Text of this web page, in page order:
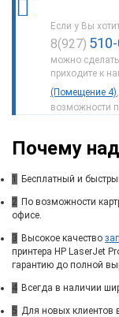
Если у Вы
8(927)
можно
приходите к
(Помещение 4)
возможности
Почему
1 Бесплатный и
2 По возможности
офисе.
3 Высокое качество
принтера HP LaserJet
гарантию до полной
4 Всегда в наличии
5 Для новых клиентов